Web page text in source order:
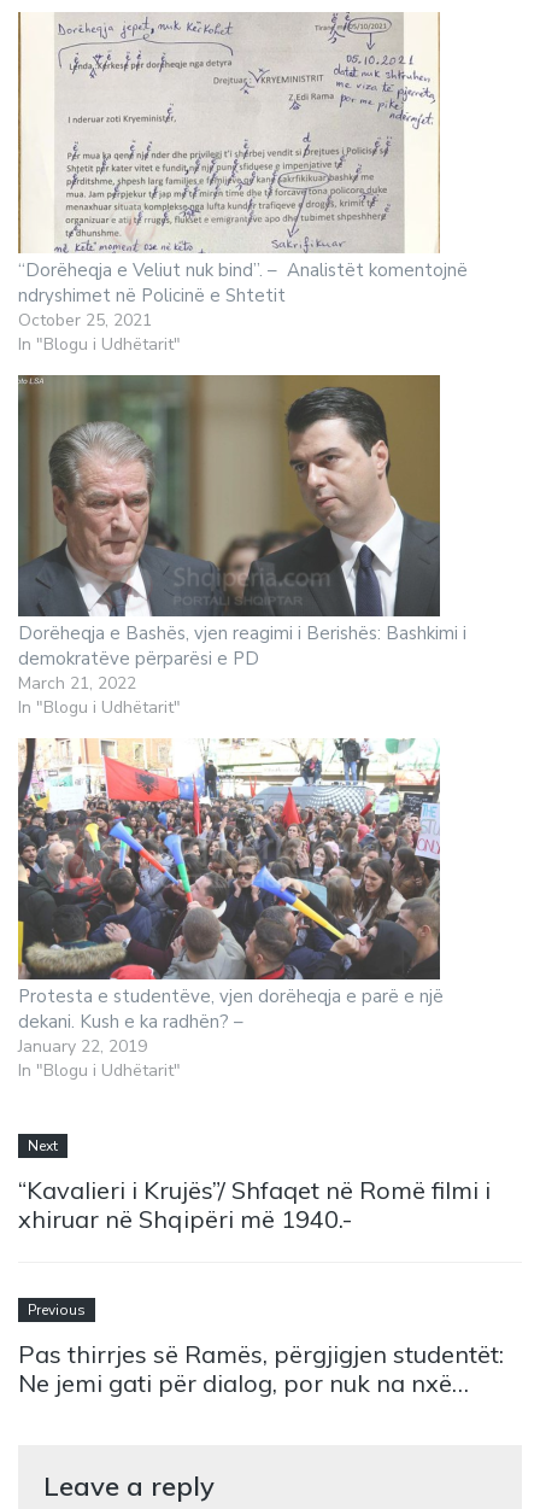
“Dorëheqja e Veliut nuk bind”. – Analistët komentojnë
ndryshimet në Policinë e Shtetit
October 25, 2021
In "Blogu i Udhëtarit"
Dorëheqja e Bashës, vjen reagimi i Berishës: Bashkimi i
demokratëve përparësi e PD
March 21, 2022
In "Blogu i Udhëtarit"
Protesta e studentëve, vjen dorëheqja e parë e një
dekani. Kush e ka radhën? –
January 22, 2019
In "Blogu i Udhëtarit"
Next
“Kavalieri i Krujës”/ Shfaqet në Romë filmi i
xhiruar në Shqipëri më 1940.-
Previous
Pas thirrjes së Ramës, përgjigjen studentët:
Ne jemi gati për dialog, por nuk na nxë…
Leave a reply